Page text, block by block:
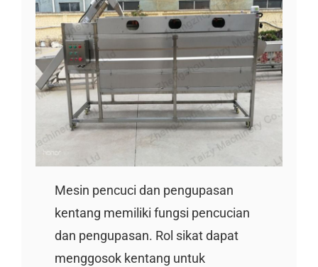
Mesin pencuci dan pengupasan
kentang memiliki fungsi pencucian
dan pengupasan. Rol sikat dapat
menggosok kentang untuk